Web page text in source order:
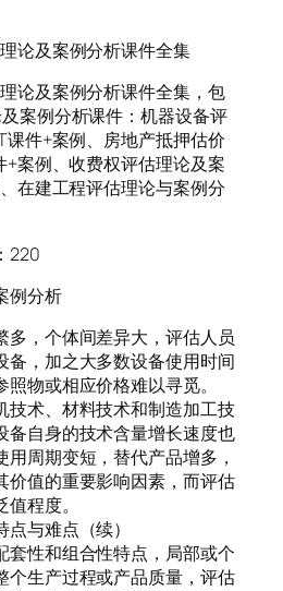
论及案例分析课件全集
论及案例分析课件全集，包
案例分析课件：机器设备评
件+案例、房地产抵押估价
+案例、收费权评估理论及案
在建工程评估理论与案例分
220
例分析
多，个体间差异大，评估人员
备，加之大多数设备使用时间
物或相应价格难以寻觅。
技术、材料技术和制造加工技
备自身的技术含量增长速度也
周期变短，替代产品增多，
价值的重要影响因素，而评估
程度。
与难点（续）
套性和组合性特点，局部或个
个生产过程或产品质量，评估